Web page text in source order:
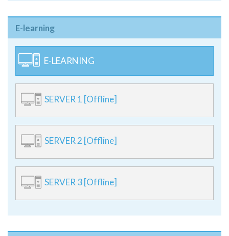
E-learning
E-LEARNING
SERVER 1 [Offline]
SERVER 2 [Offline]
SERVER 3 [Offline]